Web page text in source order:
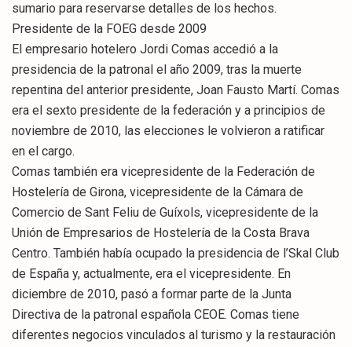
sumario para reservarse detalles de los hechos.
Presidente de la FOEG desde 2009
El empresario hotelero Jordi Comas accedió a la
presidencia de la patronal el año 2009, tras la muerte
repentina del anterior presidente, Joan Fausto Martí. Comas
era el sexto presidente de la federación y a principios de
noviembre de 2010, las elecciones le volvieron a ratificar
en el cargo.
Comas también era vicepresidente de la Federación de
Hostelería de Girona, vicepresidente de la Cámara de
Comercio de Sant Feliu de Guíxols, vicepresidente de la
Unión de Empresarios de Hostelería de la Costa Brava
Centro. También había ocupado la presidencia de l’Skal Club
de España y, actualmente, era el vicepresidente. En
diciembre de 2010, pasó a formar parte de la Junta
Directiva de la patronal española CEOE. Comas tiene
diferentes negocios vinculados al turismo y la restauración